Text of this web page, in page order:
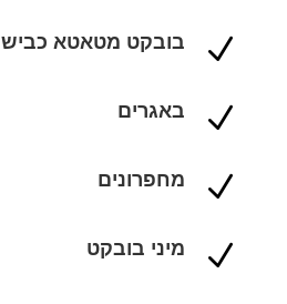
N בובקט מטאטא כביש
N באגרים
N מחפרונים
N מיני בובקט